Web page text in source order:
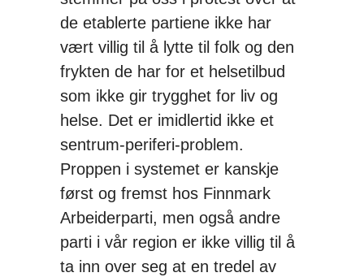
de etablerte partiene ikke har
vært villig til å lytte til folk og den
frykten de har for et helsetilbud
som ikke gir trygghet for liv og
helse. Det er imidlertid ikke et
sentrum-periferi-problem.
Proppen i systemet er kanskje
først og fremst hos Finnmark
Arbeiderparti, men også andre
parti i vår region er ikke villig til å
ta inn over seg at en tredel av